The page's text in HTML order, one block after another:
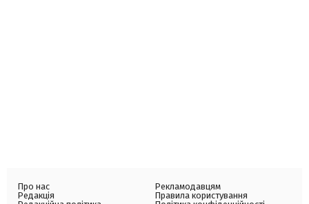
Про нас
Редакція
Рекламодавцям
Правила користування